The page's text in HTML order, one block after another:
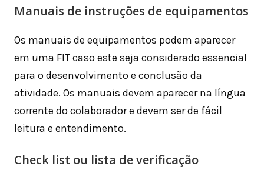
Manuais de instruções de equipamentos
Os manuais de equipamentos podem aparecer
em uma FIT caso este seja considerado essencial
para o desenvolvimento e conclusão da
atividade. Os manuais devem aparecer na língua
corrente do colaborador e devem ser de fácil
leitura e entendimento.
Check list ou lista de verificação